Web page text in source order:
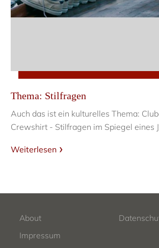
Thema: Stilfragen
Auch das ist ein kulturelles Thema:
Crewshirt - Stilfragen im Spiegel eines
Weiterlesen
About
Impressum